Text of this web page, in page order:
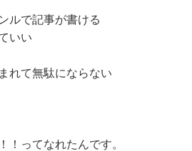
ルで記事が書ける
いい
れて無駄にならない
！ってなれたんです。